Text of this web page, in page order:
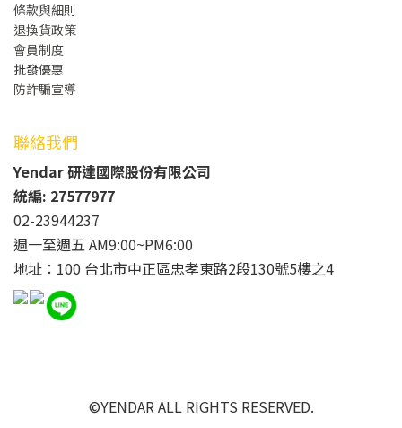
條款與細則
退換貨政策
會員制度
批發優惠
防詐騙宣導
聯絡我們
Yendar 研達國際股份有限公司
統編: 27577977
02-23944237
週一至週五 AM9:00~PM6:00
地址：100 台北市中正區忠孝東路2段130號5樓之4
©YENDAR ALL RIGHTS RESERVED.